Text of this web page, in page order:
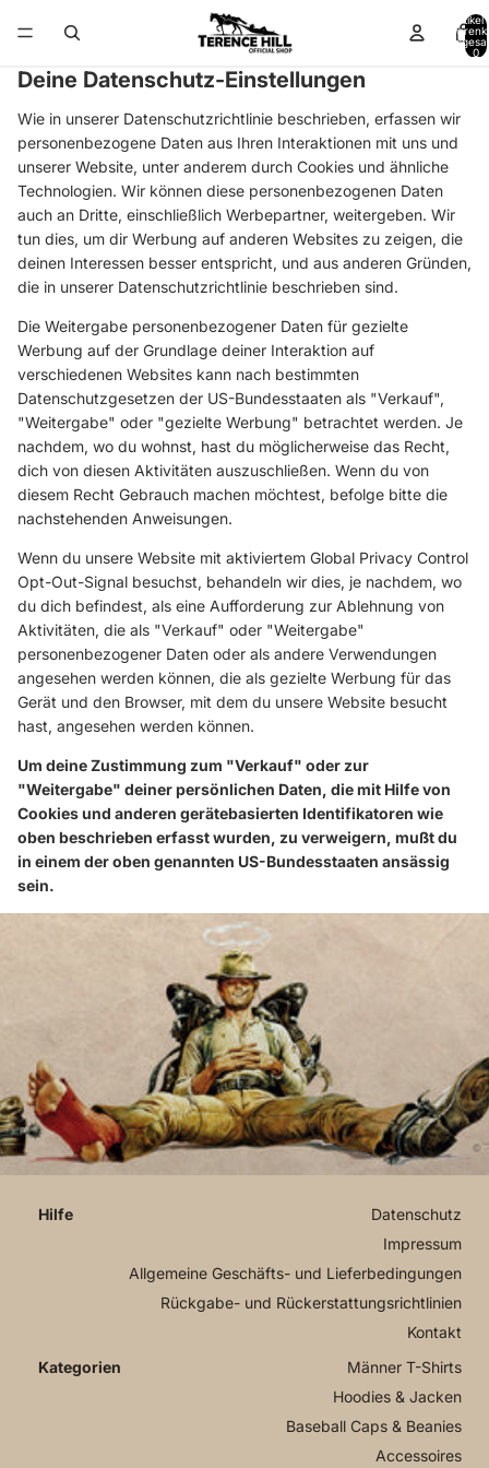
Artikel
0
Deine Datenschutz-Einstellungen
Wie in unserer Datenschutzrichtlinie beschrieben, erfassen wir
personenbezogene Daten aus Ihren Interaktionen mit uns und
unserer Website, unter anderem durch Cookies und ähnliche
Technologien. Wir können diese personenbezogenen Daten
auch an Dritte, einschließlich Werbepartner, weitergeben. Wir
tun dies, um dir Werbung auf anderen Websites zu zeigen, die
deinen Interessen besser entspricht, und aus anderen Gründen,
die in unserer Datenschutzrichtlinie beschrieben sind.
Die Weitergabe personenbezogener Daten für gezielte
Werbung auf der Grundlage deiner Interaktion auf
verschiedenen Websites kann nach bestimmten
Datenschutzgesetzen der US-Bundesstaaten als "Verkauf",
"Weitergabe" oder "gezielte Werbung" betrachtet werden. Je
nachdem, wo du wohnst, hast du möglicherweise das Recht,
dich von diesen Aktivitäten auszuschließen. Wenn du von
diesem Recht Gebrauch machen möchtest, befolge bitte die
nachstehenden Anweisungen.
Wenn du unsere Website mit aktiviertem Global Privacy Control
Opt-Out-Signal besuchst, behandeln wir dies, je nachdem, wo
du dich befindest, als eine Aufforderung zur Ablehnung von
Aktivitäten, die als "Verkauf" oder "Weitergabe"
personenbezogener Daten oder als andere Verwendungen
angesehen werden können, die als gezielte Werbung für das
Gerät und den Browser, mit dem du unsere Website besucht
hast, angesehen werden können.
Um deine Zustimmung zum "Verkauf" oder zur
"Weitergabe" deiner persönlichen Daten, die mit Hilfe von
Cookies und anderen gerätebasierten Identifikatoren wie
oben beschrieben erfasst wurden, zu verweigern, mußt du
in einem der oben genannten US-Bundesstaaten ansässig
sein.
Datenschutz
Impressum
Allgemeine Geschäfts- und Lieferbedingungen
Rückgabe- und Rückerstattungsrichtlinien
Kontakt
Männer T-Shirts
Hoodies & Jacken
Baseball Caps & Beanies
Accessoires